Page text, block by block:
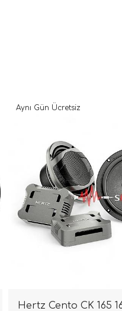
Hertz Cento CK 165
Aynı Gün Ücretsiz